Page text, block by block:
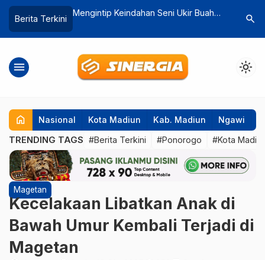
Berita Terkini
KAI Daop 7 Madiun Normalisasi
Antisipasi Kecelakaan Jelang
Angkutan Lebaran 2026
search
menu light_mode
home Nasional Kota Madiun Kab. Madiun Ngawi
TRENDING TAGS #Berita Terkini #Ponorogo #Kota
Magetan
Kecelakaan Libatkan Anak di
Bawah Umur Kembali Terjadi di
Magetan